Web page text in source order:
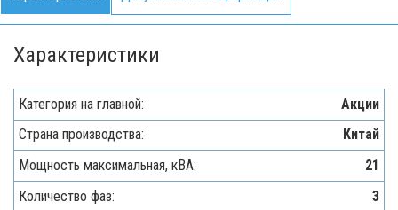
Характеристики
Категория на главной:
Акции
Страна производства:
Китай
Мощность максимальная, кВA:
21
Количество фаз:
3